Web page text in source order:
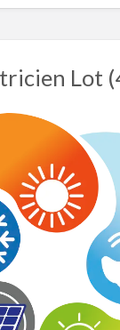
Lot